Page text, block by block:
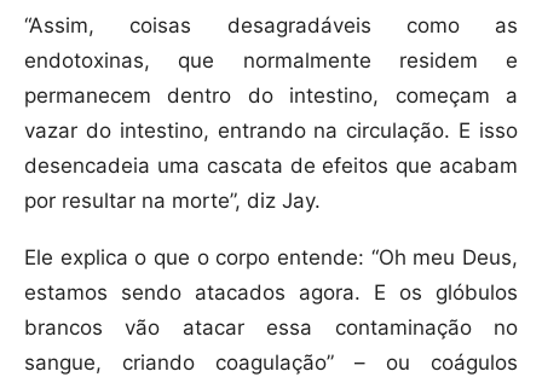
“Assim, coisas desagradáveis como as
endotoxinas, que normalmente residem e
permanecem dentro do intestino, começam a
vazar do intestino, entrando na circulação. E isso
desencadeia uma cascata de efeitos que acabam
por resultar na morte”, diz Jay.
Ele explica o que o corpo entende: “Oh meu Deus,
estamos sendo atacados agora. E os glóbulos
brancos vão atacar essa contaminação no
sangue, criando coagulação” – ou coágulos